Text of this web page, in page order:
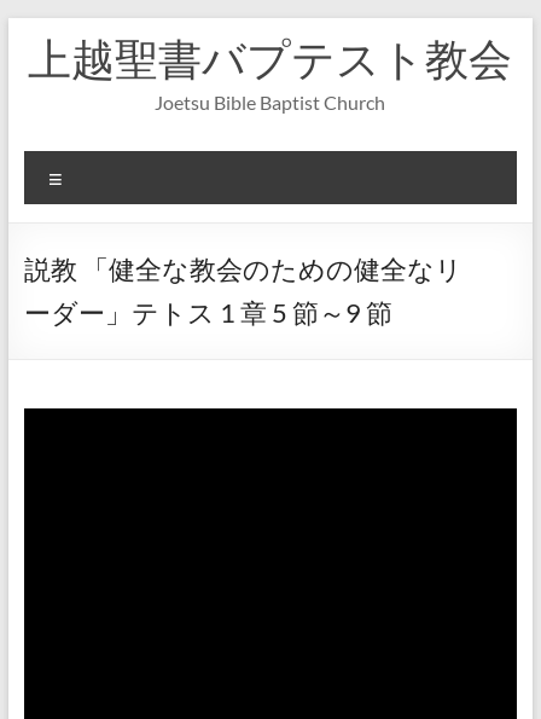
へ
上越聖書バプテスト教会
Joetsu Bible Baptist Church
ニ
ー
説教 「健全な教会のための健全なリ
ーダー」テトス 1 章 5 節～9 節